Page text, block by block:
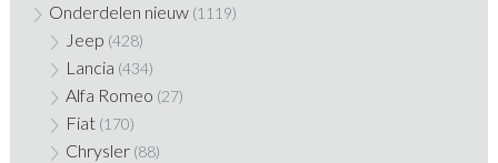
Onderdelen nieuw (1119)
Jeep (428)
Lancia (434)
Alfa Romeo (27)
Fiat (170)
Chrysler (88)